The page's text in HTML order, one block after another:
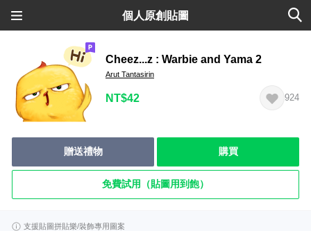
個人原創貼圖
Cheez...z : Warbie and Yama 2
Arut Tantasirin
NT$42 924
贈送禮物 購買
免費試用（貼圖用到飽）
支援貼圖拼貼樂/裝飾專用圖案